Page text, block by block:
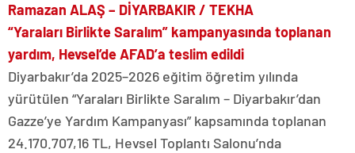
Ramazan ALAŞ – DİYARBAKIR / TEKHA
“Yaraları Birlikte Saralım” kampanyasında toplanan
yardım, Hevsel’de AFAD’a teslim edildi
Diyarbakır’da 2025–2026 eğitim öğretim yılında
yürütülen “Yaraları Birlikte Saralım – Diyarbakır’dan
Gazze’ye Yardım Kampanyası” kapsamında toplanan
24.170.707,16 TL, Hevsel Toplantı Salonu’nda